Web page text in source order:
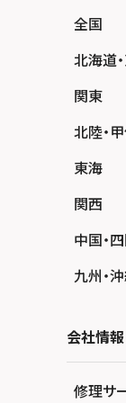
全国
北海道
スマ
関東
スマ
スマ
スマ
スマ
スマ
スマ
スマ
北陸・
スマ
スマ
スマ
東海
スマ
スマ
スマ
スマ
関西
スマ
スマ
スマ
ス
スマ
中国・
スマ
スマ
九州・
もち
ス
スマ
会社情報
修理サ